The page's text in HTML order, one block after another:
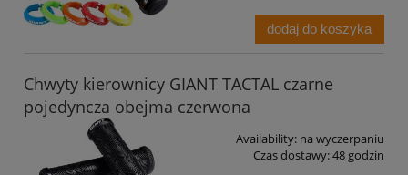
dodaj do koszyka
Chwyty kierownicy GIANT TACTAL czarne
pojedyncza obejma czerwona
Availability: na wyczerpaniu
Czas dostawy:48 godzin